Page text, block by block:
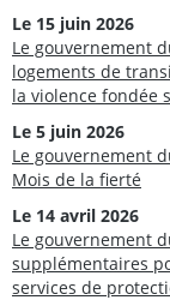
Le 15 juin 2026
Le gouvernement
logements de
la violence fondée
Le 5 juin 2026
Le gouvernement
Mois de la fierté
Le 14 avril 2026
Le gouvernement
supplémentaires
services de